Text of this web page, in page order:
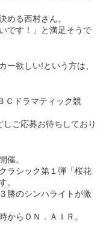
める西村さん。
です！」と満足そうで
ー欲しい!という方は、
ドラマティック競
ご応募お待ちしており
催。
ラシック第１弾「桜花
。
勝のシンハライトが激
からＯＮ．ＡＩＲ。